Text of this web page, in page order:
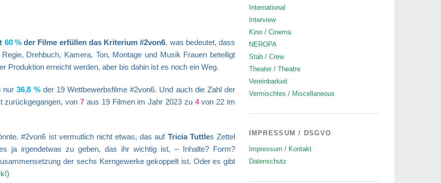
60 %der Filme erfüllen das Kriterium #2von6, was bedeutet, dass
Drehbuch, Kamera, Ton, Montage und Musik Frauen beteiligt
Produktion erreicht werden, aber bis dahin ist es noch ein Weg.
nur36,8 %der 19 Wettbewerbsfilme #2von6. Und auch die Zahl der
zurückgegangen,von 7 aus 19 Filmen im Jahr 2023 zu 4von 22 im
#2von6 ist vermutlich nicht etwas, das auf Tricia Tuttles Zettel
ja irgendetwas zu geben, das ihr wichtig ist, – Inhalte? Form?
der sechs Kerngewerke gekoppelt ist. Oder es gibt
)
International
Interview
Kino / Cinema
NEROPA
Stab / Crew
Theater / Theatre
Vereinbarkeit
Vermischtes / Miscellaneous
IMPRESSUM / DSGVO
Impressum / Kontakt
Datenschutz